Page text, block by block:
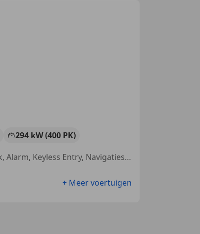
294 kW (400 PK)
Nieuwe APK, Airbag bestuurder, Cruise control, Stoelverwarming, Open dak, Alarm, Keyless Entry, Navigatiesysteem
+ Meer voertuigen